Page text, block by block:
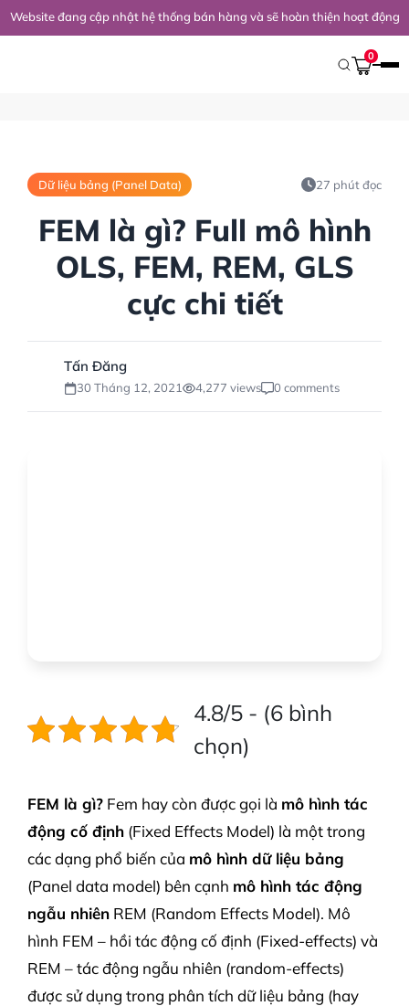
Website đang cập nhật hệ thống bán hàng và sẽ hoàn thiện hoạt động
0
Trang Chủ / Kiến Thức Nghiên Cứu / STATA / Dữ Liệu Bảng (Panel
Dữ liệu bảng (Panel Data) 27 phút đọc
FEM là gì? Full mô hình
OLS, FEM, REM, GLS
cực chi tiết
Tấn Đăng
30 Tháng 12, 2021 4,277 views 0 comments
4.8/5 - (6 bình
chọn)
FEM là gì? Fem hay còn được gọi là mô hình tác
động cố định (Fixed Effects Model) là một trong
các dạng phổ biến của mô hình dữ liệu bảng
(Panel data model) bên cạnh mô hình tác động
ngẫu nhiên REM (Random Effects Model). Mô
hình FEM – hồi tác động cố định (Fixed-effects) và
REM – tác động ngẫu nhiên (random-effects)
được sử dụng trong phân tích dữ liệu bảng (hay